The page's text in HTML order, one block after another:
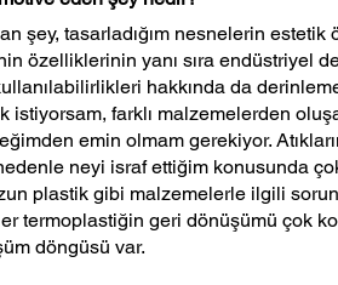
şey, tasarladığım nesnelerin estetik
özelliklerinin yanı sıra endüstriyel
hakkında da
farklı malzemelerden
emin olmam gerekiyor.
neyi israf ettiğim konusunda
plastik gibi malzemelerle ilgili
termoplastiğin geri dönüşümü çok
döngüsü var.